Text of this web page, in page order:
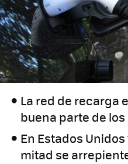
La red de recarga
buena parte de
En Estados
mitad se